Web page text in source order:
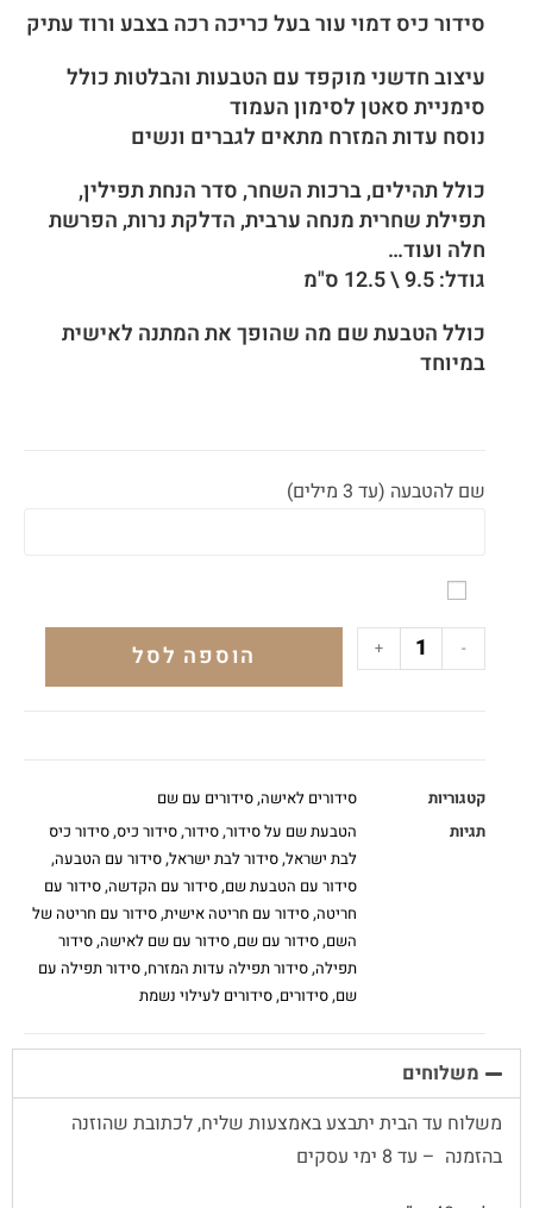
סידור כיס דמוי עור בעל כריכה רכה בצבע ורוד עתיק
עיצוב חדשני מוקפד עם הטבעות והבלטות כולל
סימניית סאטן לסימון העמוד
נוסח עדות המזרח מתאים לגברים ונשים
כולל תהילים, ברכות השחר, סדר הנחת תפילין,
תפילת שחרית מנחה ערבית, הדלקת נרות, הפרשת
חלה ועוד…
גודל: 9.5 \ 12.5 ס"מ
כולל הטבעת שם מה שהופך את המתנה לאישית
במיוחד
שם להטבעה (עד 3 מילים)
-
+ הוספה לסל
קטגוריות סידורים לאישה,סידורים עם שם
תגיות
הטבעת שם על סידור,סידור,סידור כיס,סידור כיס
לבת ישראל,סידור לבת ישראל,סידור עם הטבעה,
סידור עם הטבעת שם,סידור עם הקדשה,סידור עם
חריטה,סידור עם חריטה אישית,סידור עם חריטה של
השם,סידור עם שם,סידור עם שם לאישה,סידור
תפילה,סידור תפילה עדות המזרח,סידור תפילה עם
שם,סידורים,סידורים לעילוי נשמת
משלוחים
משלוח עד הבית יתבצע באמצעות שליח, לכתובת שהוזנה
בהזמנה – עד 8 ימי עסקים